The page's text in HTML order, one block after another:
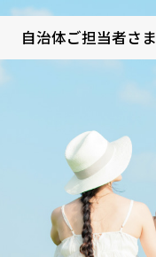
自治体ご担当者さま